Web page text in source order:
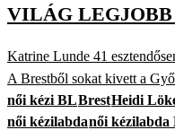
VILÁG
Katrine Lunde 41
A Brestből sokat kivett a
női kézi BLBrestHeidi
női kézilabdanői